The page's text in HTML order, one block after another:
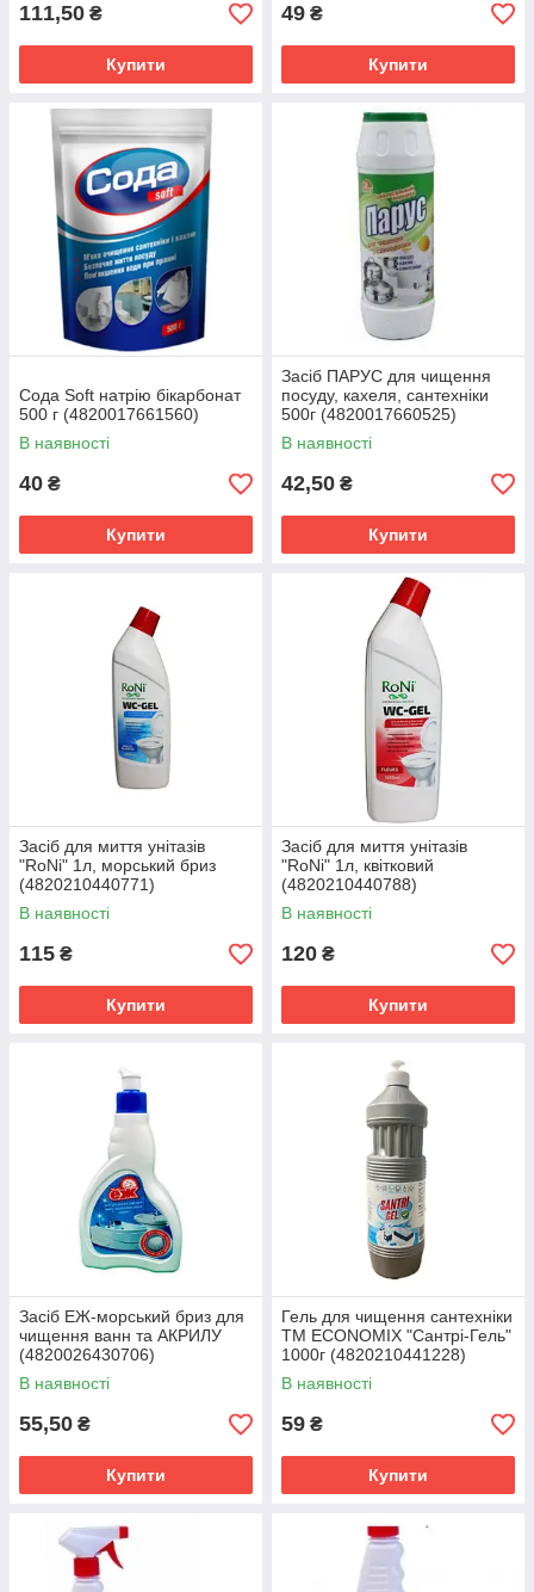
111,50 ₴
Купити
49 ₴
Купити
Сода Soft натрію бікарбонат
500 г (4820017661560)
В наявності
40 ₴
Купити
Засіб ПАРУС для чищення
посуду, кахеля, сантехніки
500г (4820017660525)
В наявності
42,50 ₴
Купити
Засіб для миття унітазів
"RoNi" 1л, морський бриз
(4820210440771)
В наявності
115 ₴
Купити
Засіб для миття унітазів
"RoNi" 1л, квітковий
(4820210440788)
В наявності
120 ₴
Купити
Засіб ЕЖ-морський бриз для
чищення ванн та АКРИЛУ
(4820026430706)
В наявності
55,50 ₴
Купити
Гель для чищення сантехніки
ТМ ECONOMIX "Сантрі-Гель"
1000г (4820210441228)
В наявності
59 ₴
Купити